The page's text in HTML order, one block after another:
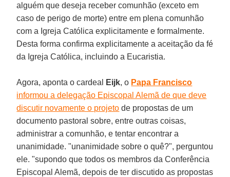
alguém que deseja receber comunhão (exceto em
caso de perigo de morte) entre em plena comunhão
com a Igreja Católica explicitamente e formalmente.
Desta forma confirma explicitamente a aceitação da fé
da Igreja Católica, incluindo a Eucaristia.
Agora, aponta o cardeal Eijk, o Papa Francisco
informou a delegação Episcopal Alemã de que deve
discutir novamente o projeto de propostas de um
documento pastoral sobre, entre outras coisas,
administrar a comunhão, e tentar encontrar a
unanimidade. "unanimidade sobre o quê?", perguntou
ele. "supondo que todos os membros da Conferência
Episcopal Alemã, depois de ter discutido as propostas